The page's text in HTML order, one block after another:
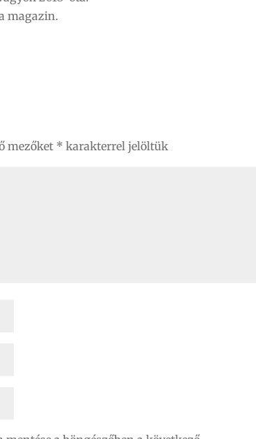
magazin.
mezőket * karakterrel jelöltük